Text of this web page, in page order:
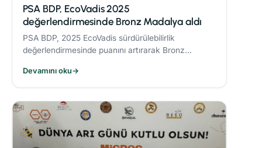
PSA BDP, EcoVadis 2025
değerlendirmesinde Bronz Madalya aldı
PSA BDP, 2025 EcoVadis sürdürülebilirlik
değerlendirmesinde puanını artırarak Bronz
seviyesine yükseldi ve karbon yönetiminde
‘Leader’ kategorisine yerleşti.
Devamını oku→